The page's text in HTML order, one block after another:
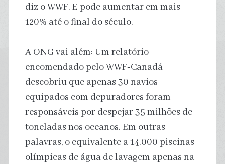
diz o WWF. E pode aumentar em mais
120% até o final do século.
A ONG vai além: Um relatório
encomendado pelo WWF-Canadá
descobriu que apenas 30 navios
equipados com depuradores foram
responsáveis ​​por despejar 35 milhões de
toneladas nos oceanos. Em outras
palavras, o equivalente a 14.000 piscinas
olímpicas de água de lavagem apenas na